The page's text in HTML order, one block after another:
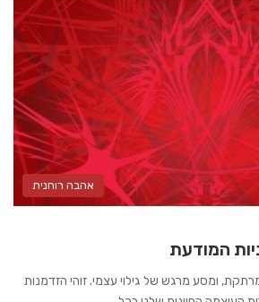
אהבה רוחנית
המודעת
ומסע מרגש של גילוי עצמי. זוהי הזדמנות